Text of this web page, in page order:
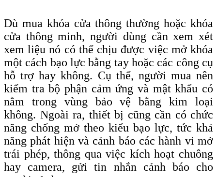
Dù mua khóa cửa thông thường hoặc khóa
cửa thông minh, người dùng cần xem xét
xem liệu nó có thể chịu được việc mở khóa
một cách bạo lực bằng tay hoặc các công cụ
hỗ trợ hay không. Cụ thể, người mua nên
kiểm tra bộ phận cảm ứng và mật khẩu có
nằm trong vùng bảo vệ bằng kim loại
không. Ngoài ra, thiết bị cũng cần có chức
năng chống mở theo kiểu bạo lực, tức khả
năng phát hiện và cảnh báo các hành vi mở
trái phép, thông qua việc kích hoạt chuông
hay camera, gửi tin nhắn cảnh báo cho